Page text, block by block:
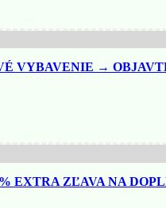
VYBAVENIE →
EXTRA ZĽAVA NA